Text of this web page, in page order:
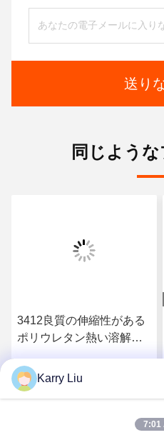
送り
同じよう
3412良質の伸縮性がある
ポリウレタン熱い溶解の
Karry Liu
7:01